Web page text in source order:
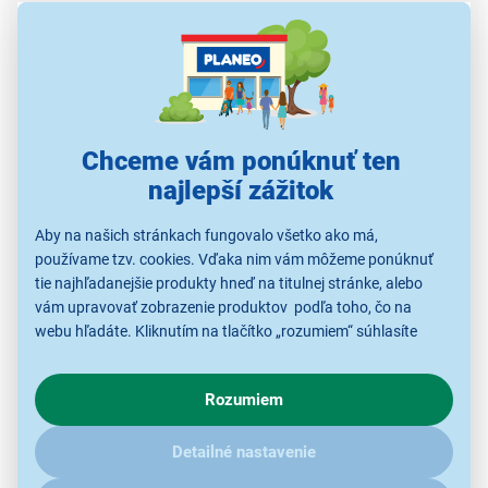
Chceme vám ponúknuť ten
najlepší zážitok
Aby na našich stránkach fungovalo všetko ako má,
používame tzv. cookies. Vďaka nim vám môžeme ponúknuť
tie najhľadanejšie produkty hneď na titulnej stránke, alebo
vám upravovať zobrazenie produktov podľa toho, čo na
webu hľadáte. Kliknutím na tlačítko „rozumiem“ súhlasíte
o chovaní na webe pre zobrazovaní cielených reklám.
V prípade že vás zaujímajú detaily, ako u nás s cookies a
ďalšími údaji pracujeme, kliknitesem.
Rozumiem
Detailné nastavenie
S jednoduchým a hygienickým vysypávaním
jednoduchým pohybom
Komfortné upratovanie